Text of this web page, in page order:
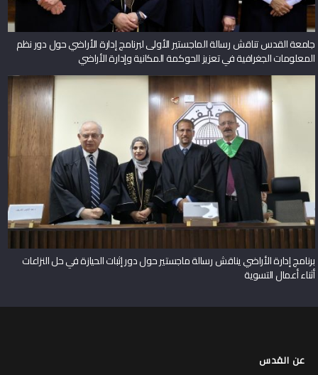
جامعة القدس تناقش رسالة الماجستير الأولى لبرنامج إدارة الأراضي حول دور نظم
المعلومات الجغرافية في تعزيز الحوكمة المكانية وإدارة الأراضي
برنامج إدارة الأراضي يناقش رسالة ماجستير حول دور إثبات الحيازة في حل النزاعات
أثناء أعمال التسوية
عن القدس